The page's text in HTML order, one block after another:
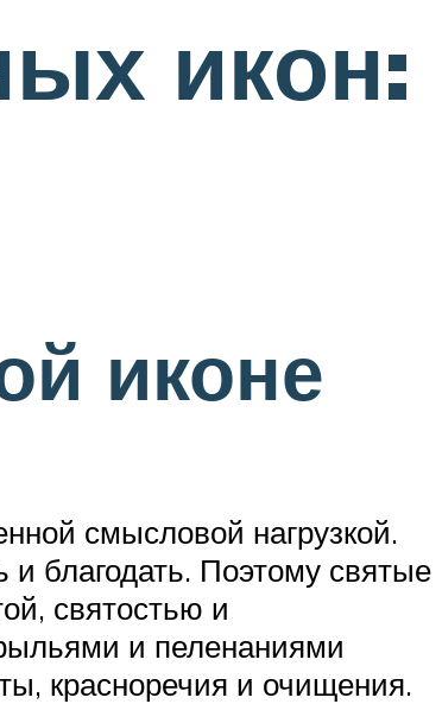
икон:
иконе
смысловой нагрузкой.
благодать. Поэтому святые
святостью и
и пеленаниями
красноречия и очищения.